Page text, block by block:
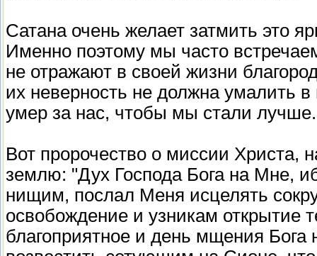
Сатана очень желает затмить это
Именно поэтому мы часто
не отражают в своей жизни
их неверность не должна умалить в
умер за нас, чтобы мы стали лучше.
Вот пророчество о миссии Христа,
землю: "Дух Господа Бога на Мне,
нищим, послал Меня исцелять
освобождение и узникам открытие
благоприятное и день мщения